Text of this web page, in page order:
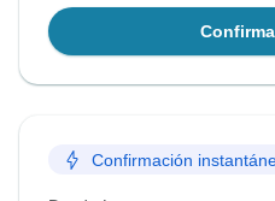
Confirmación